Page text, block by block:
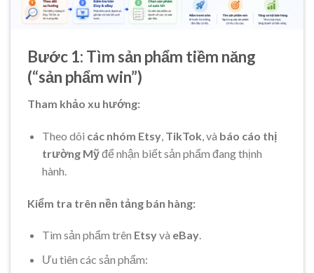
Bước 1: Tìm sản phẩm tiềm năng
(“sản phẩm win”)
Tham khảo xu hướng:
Theo dõi các nhóm Etsy, TikTok , và báo cáo thị
trường Mỹđể nhận biết sản phẩm đang thịnh
hành.
Kiểm tra trên nền tảng bán hàng:
Tìm sản phẩm trên Etsyvà eBay.
Ưu tiên các sản phẩm: